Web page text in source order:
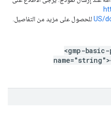
US/للحصول على مزيد من التفاصيل.
<gmp-